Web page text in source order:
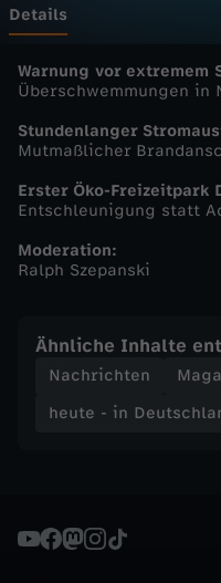
s
c
h
l
n
d
-
u
Details
Warnung vor extremem
Überschwemmungen in
Stundenlanger
Mutmaßlicher
Erster Öko-Freizeitpark
Entschleunigung statt
Moderation:
Ralph Szepanski
Ähnliche Inhalte
Nachrichten
heute - in